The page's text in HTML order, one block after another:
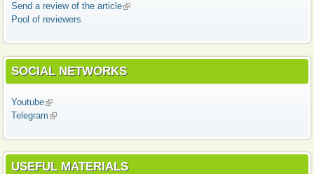
Send a review of the article(link is external)
Pool of reviewers
SOCIAL NETWORKS
Youtube(link is external)
Telegram (link is external)
USEFUL MATERIALS